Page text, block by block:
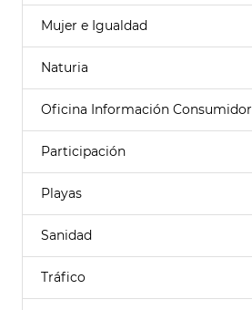
Mujer e Igualdad
Naturia
Oficina Información Consumidor
Participación
Playas
Sanidad
Tráfico